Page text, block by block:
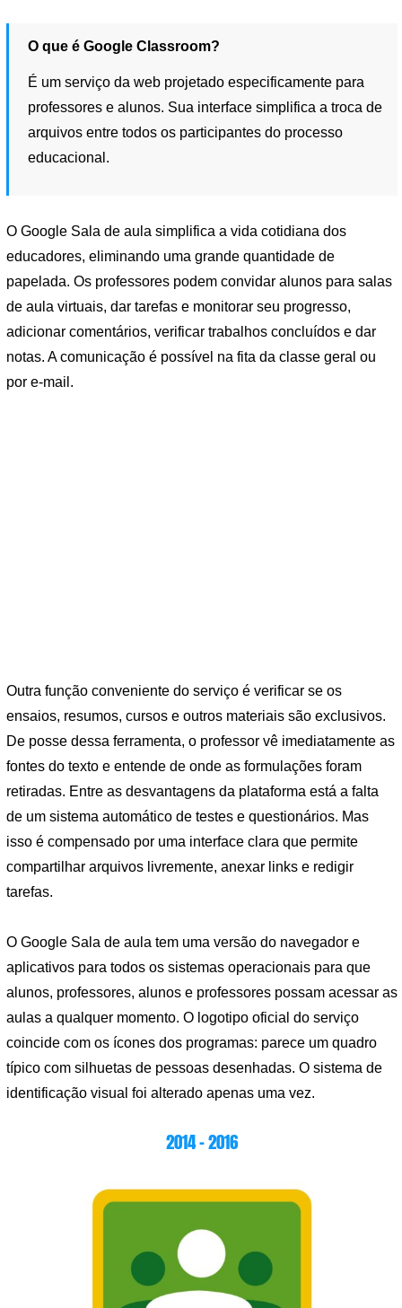
O que é Google Classroom?
É um serviço da web projetado especificamente para
professores e alunos. Sua interface simplifica a troca de
arquivos entre todos os participantes do processo
educacional.
O Google Sala de aula simplifica a vida cotidiana dos
educadores, eliminando uma grande quantidade de
papelada. Os professores podem convidar alunos para salas
de aula virtuais, dar tarefas e monitorar seu progresso,
adicionar comentários, verificar trabalhos concluídos e dar
notas. A comunicação é possível na fita da classe geral ou
por e-mail.
Outra função conveniente do serviço é verificar se os
ensaios, resumos, cursos e outros materiais são exclusivos.
De posse dessa ferramenta, o professor vê imediatamente as
fontes do texto e entende de onde as formulações foram
retiradas. Entre as desvantagens da plataforma está a falta
de um sistema automático de testes e questionários. Mas
isso é compensado por uma interface clara que permite
compartilhar arquivos livremente, anexar links e redigir
tarefas.
O Google Sala de aula tem uma versão do navegador e
aplicativos para todos os sistemas operacionais para que
alunos, professores, alunos e professores possam acessar as
aulas a qualquer momento. O logotipo oficial do serviço
coincide com os ícones dos programas: parece um quadro
típico com silhuetas de pessoas desenhadas. O sistema de
identificação visual foi alterado apenas uma vez.
2014 – 2016